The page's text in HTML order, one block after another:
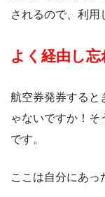
されるので、利用
よく経由し
航空券発券すると
ゃないですか！そ
です。
ここは自分にあっ